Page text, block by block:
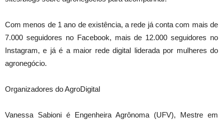
Com menos de 1 ano de existência, a rede já conta com mais de
7.000 seguidores no Facebook, mais de 12.000 seguidores no
Instagram, e já é a maior rede digital liderada por mulheres do
agronegócio.
Organizadores do AgroDigital
Vanessa Sabioni é Engenheira Agrônoma (UFV), Mestre em